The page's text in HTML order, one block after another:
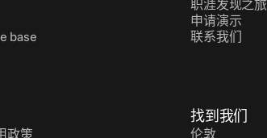
base
职涯发现之旅
申请演示
联系我们
政策
找到我们
伦敦